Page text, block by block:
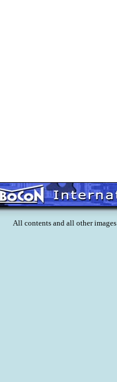
All contents and all other